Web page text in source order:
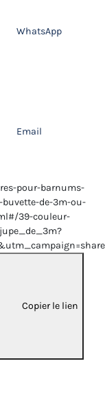
WhatsApp
Email
pour-barnums-
buvette-de-3m-ou-
39-couleur-
Copier le lien